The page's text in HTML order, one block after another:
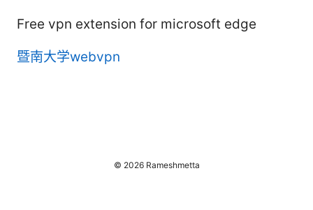
Free vpn extension for microsoft edge
暨南大学webvpn
© 2026 Rameshmetta